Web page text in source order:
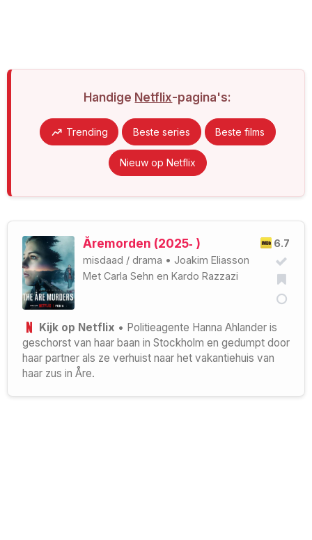
Handige Netflix-pagina's:
Trending Beste series Beste films
Nieuw op Netflix
6.7
Åremorden (2025‑ )
misdaad / drama • Joakim Eliasson
Met Carla Sehn en Kardo Razzazi
Kijk op Netflix • Politieagente Hanna Ahlander is
geschorst van haar baan in Stockholm en gedumpt door
haar partner als ze verhuist naar het vakantiehuis van
haar zus in Åre.